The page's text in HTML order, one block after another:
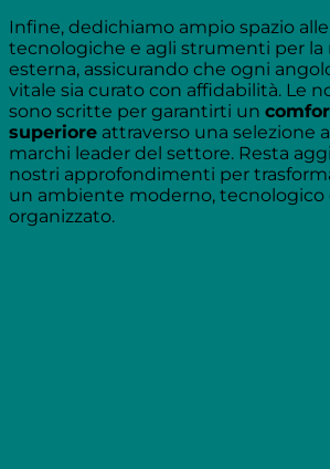
Infine, dedichiamo ampio spazio
tecnologiche e agli strumenti per
esterna, assicurando che ogni
vitale sia curato con affidabilità. Le
sono scritte per garantirti un
superiore attraverso una selezione
marchi leader del settore. Resta
nostri approfondimenti per
un ambiente moderno,
organizzato.